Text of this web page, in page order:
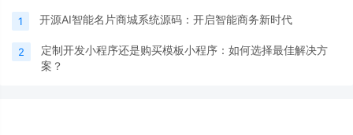
1 开源AI智能名片商城系统源码：开启智能商务新时代
2
定制开发小程序还是购买模板小程序：如何选择最佳解决方
案？